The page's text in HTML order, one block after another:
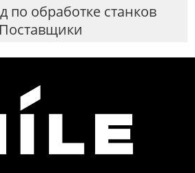
по обработке станков
Поставщики